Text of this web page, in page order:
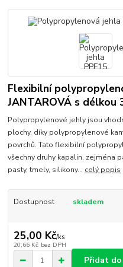
Flexibilní
JANTAROVÁ s délkou
Polypropylenové jehly jsou
plochy, díky polypropylenové
povrchů. Tato flexibilní
všechny druhy kapalin, zejména
pasty, tmely, silikony... celý popis
Dostupnost skladem
25,00 Kč/ks
20,66 Kč bez DPH
Přidat